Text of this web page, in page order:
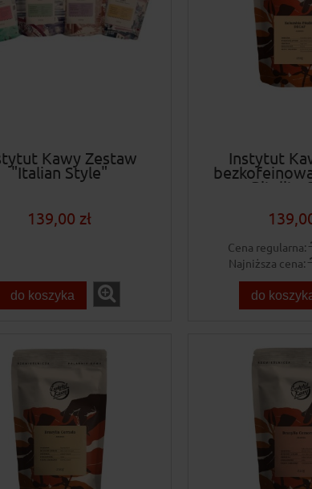
Kawy Zestaw
"Italian Style"
139,00 zł
do koszyka
Instytut
Pitalito
Cena regularna:
Najniższa cena:
do